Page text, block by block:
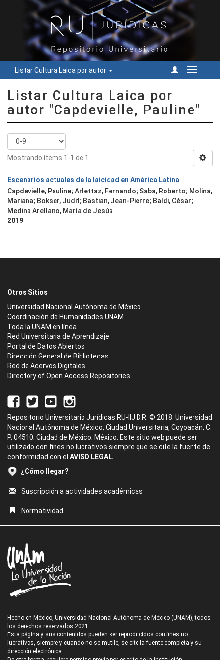
Listar Cultura Laica por autor
Cambiar
Listar Cultura Laica por
autor "Capdevielle, Pauline"
Mostrando ítems 1-1 de 1
Escenarios actuales de la laicidad en América Latina
Capdevielle, Pauline; Arlettaz, Fernando; Saba, Roberto; Molina,
Mariana; Bokser, Judit; Bastian, Jean-Pierre; Baldi, César;
Medina Arellano, María de Jesús
2019
Otros Sitios
Universidad Nacional Autónoma de México
Coordinación de Humanidades UNAM
Toda la UNAM en línea
Red Universitaria de Aprendizaje
Portal de Datos Abiertos
Dirección General de Bibliotecas
Red de Acervos Digitales
Directory of Open Access Repositories
Repositorio Universitario Jurídicas RU-IIJ D.R. © 2018. Universidad
Nacional Autónoma de México, Ciudad Universitaria, Coyoacán, C.
P. 04510, Ciudad de México, México. Este sitio web puede ser
utilizado con fines no lucrativos siempre que se cite la fuente de
conformidad con el AVISO LEGAL.
¿Cómo llegar?
Suscripción a actividades académicas
Normatividad
Hecho en México, Universidad Nacional Autónoma de México (UNAM), todos
los derechos reservados 2021.
Esta página y sus contenidos pueden ser reproducidos con fines no
lucrativos, siempre y cuando no se mutile, se cite la fuente completa y su
dirección electrónica.